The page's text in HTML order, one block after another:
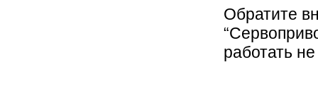
Обратите
работать не